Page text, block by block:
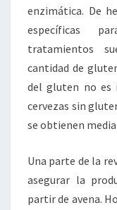
enzimática. De
específicas
tratamientos
cantidad de
del gluten no es
cervezas sin
se obtienen
Una parte de la
asegurar la
partir de avena.